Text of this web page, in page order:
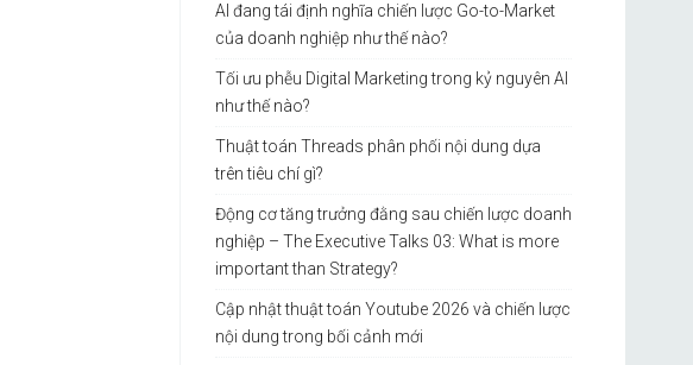
AI đang tái định nghĩa chiến lược Go-to-Market
của doanh nghiệp như thế nào?
Tối ưu phễu Digital Marketing trong kỷ nguyên AI
như thế nào?
Thuật toán Threads phân phối nội dung dựa
trên tiêu chí gì?
Động cơ tăng trưởng đằng sau chiến lược doanh
nghiệp – The Executive Talks 03: What is more
important than Strategy?
Cập nhật thuật toán Youtube 2026 và chiến lược
nội dung trong bối cảnh mới